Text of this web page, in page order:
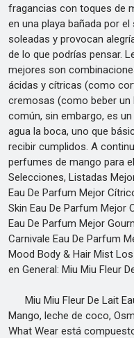
fragancias con toques de
en una playa bañada por
soleadas y provocan
de lo que podrías pensar.
mejores son
ácidas y cítricas (como
cremosas (como beber un
común, sin embargo, es
agua la boca, uno que
recibir cumplidos. A
perfumes de mango para
Selecciones, Listadas
Eau De Parfum Mejor
Skin Eau De Parfum Mejor
Eau De Parfum Mejor
Carnivale Eau De Parfum
Mood Body & Hair Mist
en General: Miu Miu Fleur
Miu Miu Fleur De Lait
Mango, leche de coco,
What Wear está